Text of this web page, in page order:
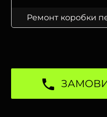
Ремонт коробки